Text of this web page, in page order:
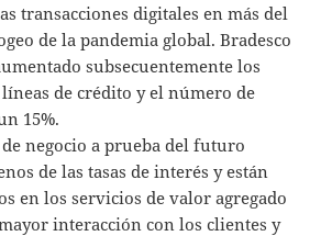
transacciones digitales en más del
de la pandemia global. Bradesco
subsecuentemente los
de crédito y el número de
15%.
negocio a prueba del futuro
de las tasas de interés y están
en los servicios de valor agregado
interacción con los clientes y